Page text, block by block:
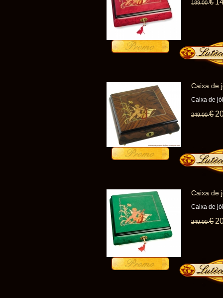
189.00 €
Caixa de
Caixa de
249.00 €
Caixa de
Caixa de
249.00 €